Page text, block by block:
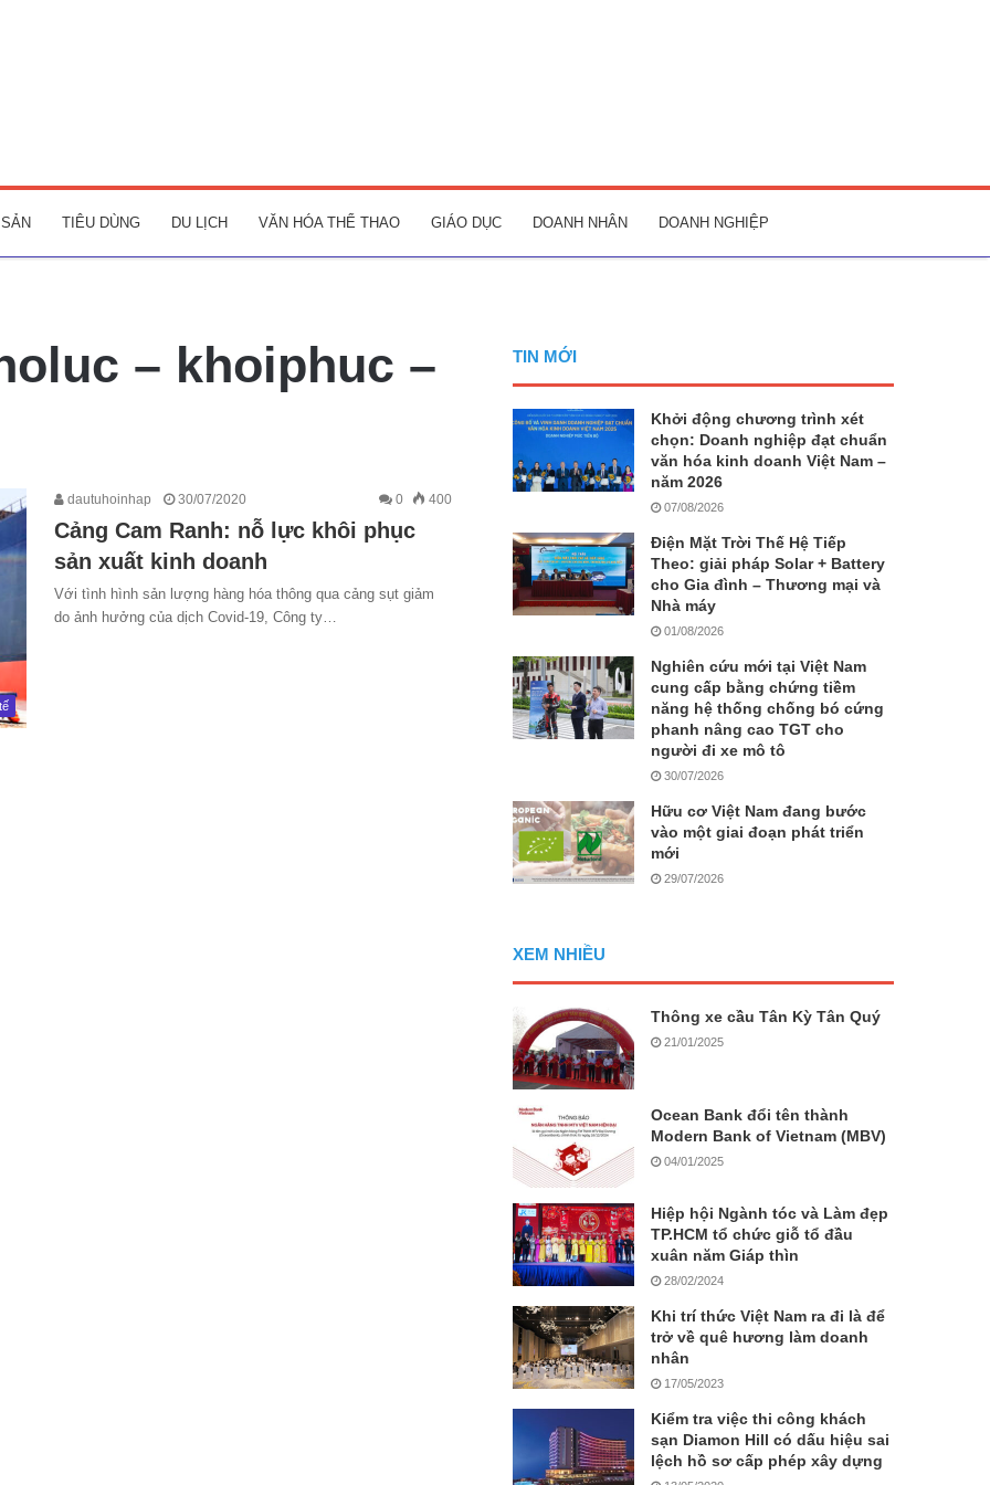
TIÊU DÙNG DU LỊCH VĂN HÓA THỂ THAO GIÁO DỤC DOANH NHÂN DOANH NGHIỆP
– khoiphuc –
dautuhoinhap 30/07/2020 0 400
Cảng Cam Ranh: nỗ lực khôi phục
sản xuất kinh doanh
Với tình hình sản lượng hàng hóa thông qua cảng sụt giảm
do ảnh hưởng của dịch Covid-19, Công ty…
TIN MỚI
Khởi động chương trình xét
chọn: Doanh nghiệp đạt chuẩn
văn hóa kinh doanh Việt Nam –
năm 2026
07/08/2026
Điện Mặt Trời Thế Hệ Tiếp
Theo: giải pháp Solar + Battery
cho Gia đình – Thương mại và
Nhà máy
01/08/2026
Nghiên cứu mới tại Việt Nam
cung cấp bằng chứng tiềm
năng hệ thống chống bó cứng
phanh nâng cao TGT cho
người đi xe mô tô
30/07/2026
Hữu cơ Việt Nam đang bước
vào một giai đoạn phát triển
mới
29/07/2026
XEM NHIỀU
Thông xe cầu Tân Kỳ Tân Quý
21/01/2025
Ocean Bank đổi tên thành
Modern Bank of Vietnam (MBV)
04/01/2025
Hiệp hội Ngành tóc và Làm đẹp
TP.HCM tổ chức giỗ tổ đầu
xuân năm Giáp thìn
28/02/2024
Khi trí thức Việt Nam ra đi là để
trở về quê hương làm doanh
nhân
17/05/2023
Kiểm tra việc thi công khách
sạn Diamon Hill có dấu hiệu sai
lệch hồ sơ cấp phép xây dựng